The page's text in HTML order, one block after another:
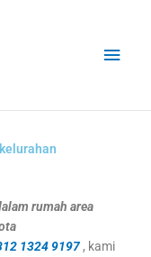
rumah area
1324 9197 , kami